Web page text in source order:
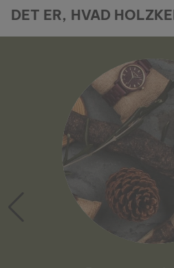
DET ER, HVAD